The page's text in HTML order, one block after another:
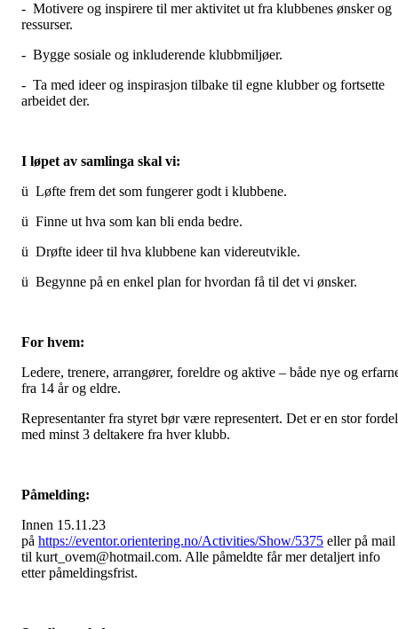
- Motivere og inspirere til mer aktivitet ut fra klubbenes ønsker og
ressurser.
- Bygge sosiale og inkluderende klubbmiljøer.
- Ta med ideer og inspirasjon tilbake til egne klubber og fortsette
arbeidet der.
I løpet av samlinga skal vi:
ü Løfte frem det som fungerer godt i klubbene.
ü Finne ut hva som kan bli enda bedre.
ü Drøfte ideer til hva klubbene kan videreutvikle.
ü Begynne på en enkel plan for hvordan få til det vi ønsker.
For hvem:
Ledere, trenere, arrangører, foreldre og aktive – både nye og
fra 14 år og eldre.
Representanter fra styret bør være representert. Det er en stor fordel
med minst 3 deltakere fra hver klubb.
Påmelding:
Innen 15.11.23
på https://eventor.orientering.no/Activities/Show/5375 eller på mail
til kurt_ovem@hotmail.com. Alle påmeldte får mer detaljert info
etter påmeldingsfrist.